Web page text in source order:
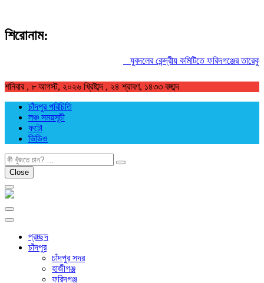
শিরোনাম:
যুবদলের কেন্দ্রীয় কমিটিতে ফরিদগঞ্জের তারেকুর রহমান
শনিবার , ৮ আগস্ট, ২০২৬ খ্রিষ্টাব্দ , ২৪ শ্রাবণ, ১৪৩৩ বঙ্গাব্দ
চাঁদপুর পরিচিতি
লঞ্চ সময়সূচী
ফটো
ভিডিও
খুজুন
Close
প্রচ্ছদ
চাঁদপুর
চাঁদপুর সদর
হাজীগঞ্জ
ফরিদগঞ্জ